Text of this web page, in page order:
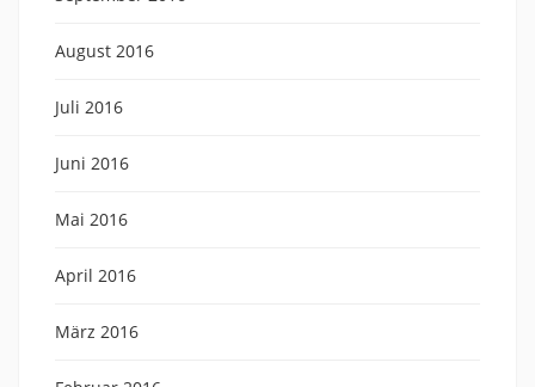
August 2016
Juli 2016
Juni 2016
Mai 2016
April 2016
März 2016